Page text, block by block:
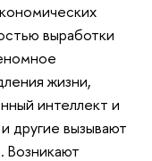
выработки
жизни,
интеллект и
другие вызывают
Возникают